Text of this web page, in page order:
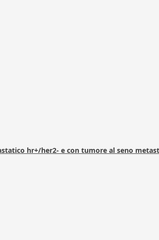
hr+/her2- e con tumore al seno